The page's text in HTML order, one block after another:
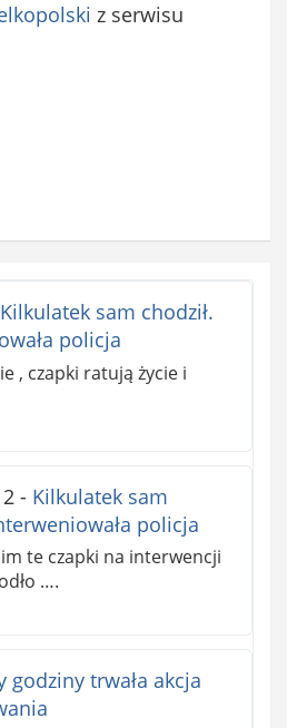
z serwisu
Kilkulatek sam chodził.
policja
, czapki ratują życie i
- Kilkulatek sam
policja
te czapki na interwencji
….
godziny trwała akcja